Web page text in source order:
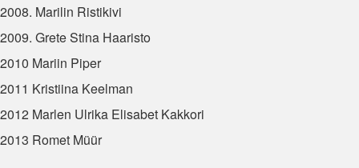
2008. Marilin Ristikivi
2009. Grete Stina Haaristo
2010 Mariin Piper
2011 Kristiina Keelman
2012 Marlen Ulrika Elisabet Kakkori
2013 Romet Müür